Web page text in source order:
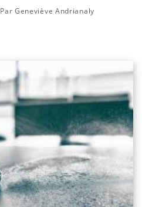
Par Geneviève Andrianaly